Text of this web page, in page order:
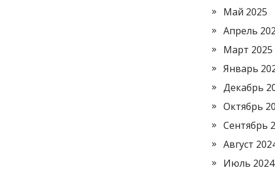
Май 2025
Апрель
Март 2025
Январь
Декабрь
Октябрь
Сентябрь
Август
Июль 2024